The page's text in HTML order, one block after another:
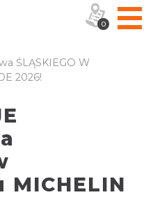
ŚLĄSKIEGO W
2026!
0